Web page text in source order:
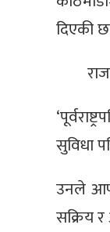
दिएकी
सुविधा
उनले
सक्रिय